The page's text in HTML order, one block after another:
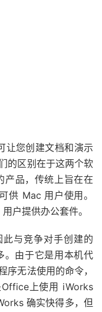
让您创建文档和演示
的区别在于这两个软
品，传统上旨在在
供 Mac 用户使用。
户提供办公套件。
与竞争对手创建的
。由于它是用本机代
序无法使用的命令，
Office上使用 iWorks
确实快得多，但